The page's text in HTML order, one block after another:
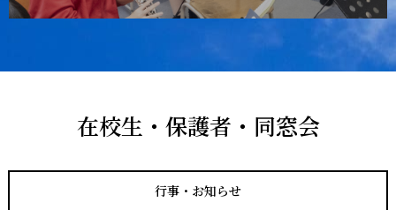
在校生・保護者・同窓会
行事・お知らせ